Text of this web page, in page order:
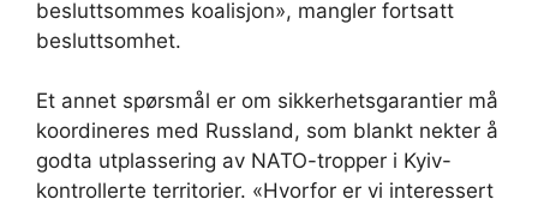
besluttsommes koalisjon», mangler fortsatt
besluttsomhet.
Et annet spørsmål er om sikkerhetsgarantier må
koordineres med Russland, som blankt nekter å
godta utplassering av NATO-tropper i Kyiv-
kontrollerte territorier. «Hvorfor er vi interessert